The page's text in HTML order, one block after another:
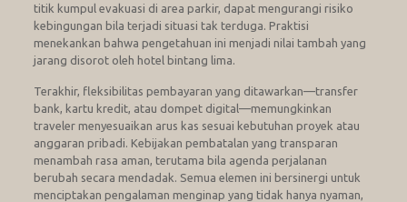
titik kumpul evakuasi di area parkir, dapat mengurangi risiko
kebingungan bila terjadi situasi tak terduga. Praktisi
menekankan bahwa pengetahuan ini menjadi nilai tambah yang
jarang disorot oleh hotel bintang lima.
Terakhir, fleksibilitas pembayaran yang ditawarkan—transfer
bank, kartu kredit, atau dompet digital—memungkinkan
traveler menyesuaikan arus kas sesuai kebutuhan proyek atau
anggaran pribadi. Kebijakan pembatalan yang transparan
menambah rasa aman, terutama bila agenda perjalanan
berubah secara mendadak. Semua elemen ini bersinergi untuk
menciptakan pengalaman menginap yang tidak hanya nyaman,